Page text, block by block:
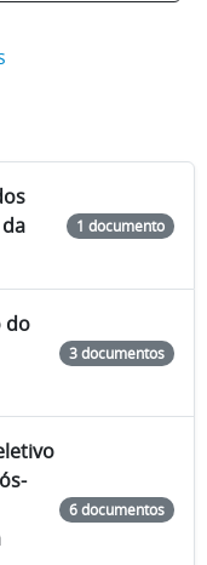
1 documento
do
3 documentos
6 documentos